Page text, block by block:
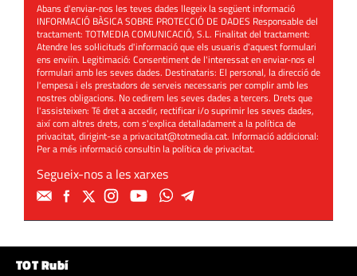
Abans d'enviar-nos les teves dades llegeix la següent informació
INFORMACIÓ BÀSICA SOBRE PROTECCIÓ DE DADES Responsable del
tractament: TOTMEDIA COMUNICACIÓ, S.L. Finalitat del tractament:
Atendre les sol·licituds d'informació que els usuaris d'aquest formulari
ens enviïn. Legitimació: Consentiment de l'interessat en enviar-nos el
formulari amb les seves dades. Destinataris: El personal, la direcció de
l'empesa i els prestadors de serveis necessaris per complir amb les
nostres obligacions. No cedirem les seves dades a tercers. Drets que
l'assisteixen: Té dret a accedir, rectificar i/o suprimir les seves dades,
així com altres drets, com s'explica detalladament a la política de
privacitat, dirigint-se aprivacitat@totmedia.cat. Informació addicional:
Per a més informació consultin lapolítica de privacitat.
Segueix-nos a les xarxes
TOT Rubí